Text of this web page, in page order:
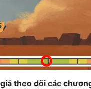
theo dõi các